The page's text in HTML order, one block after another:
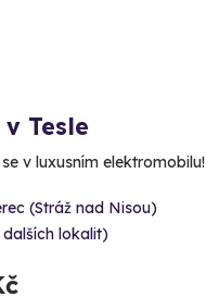
Tesle
v luxusním elektromobilu!
(Stráž nad Nisou)
dalších lokalit)